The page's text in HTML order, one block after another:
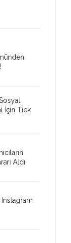
İçin Tick
Aldı
Instagram